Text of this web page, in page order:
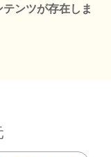
ンツが存在しま